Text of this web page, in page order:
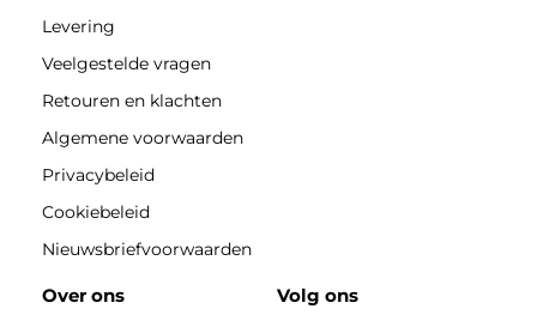
Levering
Veelgestelde vragen
Retouren en klachten
Algemene voorwaarden
Privacybeleid
Cookiebeleid
Nieuwsbriefvoorwaarden
Over ons Volg ons